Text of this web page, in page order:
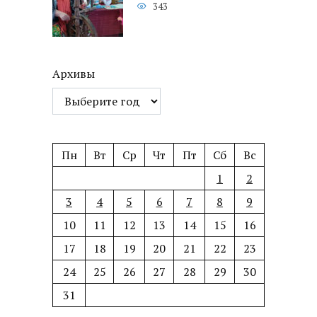
343
Архивы
Пн Вт Ср Чт Пт Сб
Вс
1
2
3
4 5 6 7 8
9
10
11 12 13 14 15
16
17
18 19 20 21 22
23
24
25 26 27 28 29
30
31